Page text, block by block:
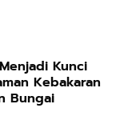
Kunci
Kebakaran
Bungai